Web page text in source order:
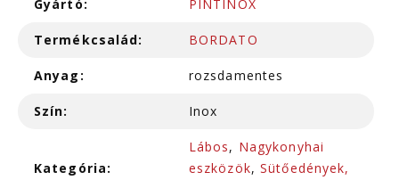
Gyártó: PINTINOX
Termékcsalád: BORDATO
Anyag: rozsdamentes
Szín: Inox
Kategória:
Lábos, Nagykonyhai
eszközök,Sütőedények,